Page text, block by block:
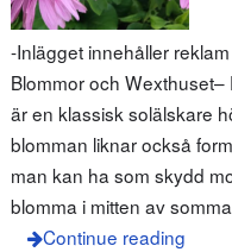
-Inlägget innehåller
Blommor och
är en klassisk solälskare
blomman liknar också
man kan ha som skydd
blomma i mitten av
Continue reading